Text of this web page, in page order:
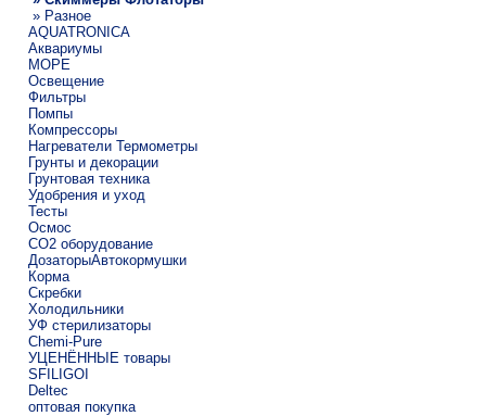
» Разное
AQUATRONICA
Аквариумы
МОРЕ
Освещение
Фильтры
Помпы
Компрессоры
Нагреватели Термометры
Грунты и декорации
Грунтовая техника
Удобрения и уход
Тесты
Осмос
CO2 оборудование
ДозаторыАвтокормушки
Корма
Скребки
Холодильники
УФ стерилизаторы
Chemi-Pure
УЦЕНЁННЫЕ товары
SFILIGOI
Deltec
оптовая покупка